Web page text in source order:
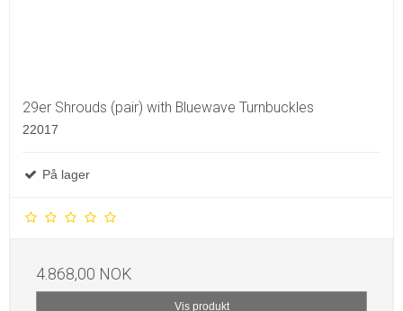
29er Shrouds (pair) with Bluewave Turnbuckles
22017
På lager
4.868,00 NOK
Vis produkt